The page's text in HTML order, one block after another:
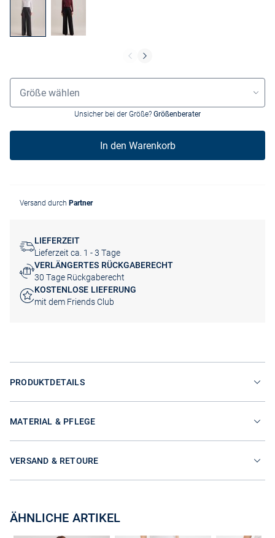
Größenauswahl
Größe wählen
Unsicher bei der Größe? Größenberater
In den Warenkorb
Versand durch Partner
LIEFERZEIT
Lieferzeit ca. 1 - 3 Tage
VERLÄNGERTES RÜCKGABERECHT
30 Tage Rückgaberecht
KOSTENLOSE LIEFERUNG
mit dem Friends Club
PRODUKTDETAILS
MATERIAL & PFLEGE
VERSAND & RETOURE
ÄHNLICHE ARTIKEL